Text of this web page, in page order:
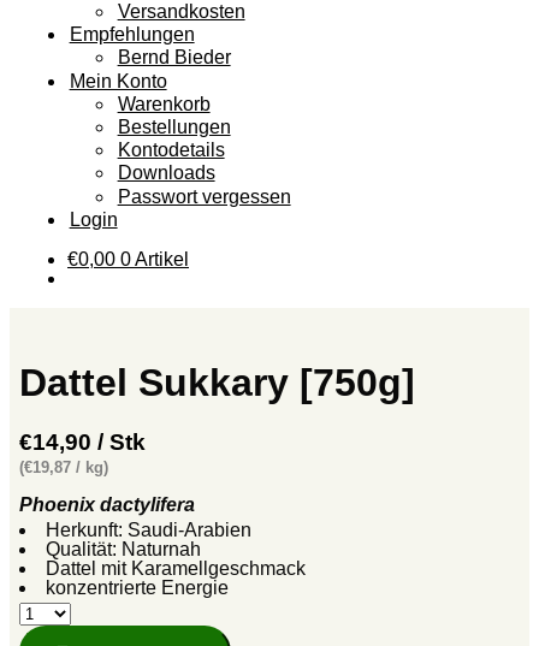
Versandkosten
Empfehlungen
Bernd Bieder
Mein Konto
Warenkorb
Bestellungen
Kontodetails
Downloads
Passwort vergessen
Login
€0,00 0 Artikel
Dattel Sukkary [750g]
€14,90 / Stk
(€19,87 / kg)
Phoenix dactylifera
Herkunft: Saudi-Arabien
Qualität: Naturnah
Dattel mit Karamellgeschmack
konzentrierte Energie